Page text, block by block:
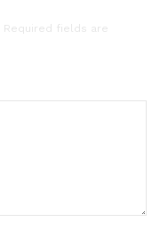
Required fields are